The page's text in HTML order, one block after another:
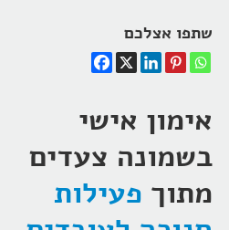
שתפו אצלכם
אימון אישי
בשמונה צעדים
מתוך פעילות